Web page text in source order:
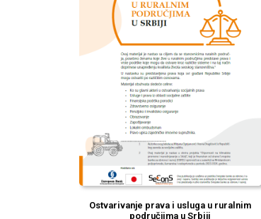
Ostvarivanje prava i usluga u ruralnim
područjima u Srbiji